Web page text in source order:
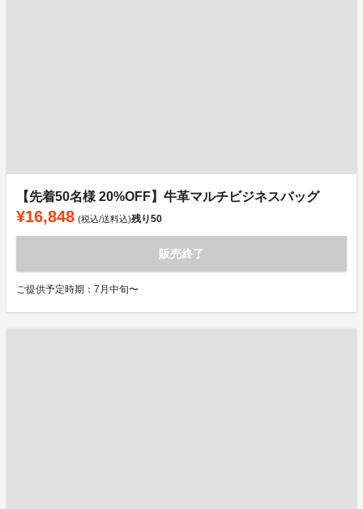
【先着50名様 20%OFF】牛革マルチビジネスバッグ
¥16,848 (税込/送料込)残り50
販売終了
ご提供予定時期：7月中旬〜